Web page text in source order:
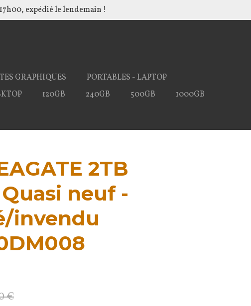
expédié le lendemain !
GRAPHIQUES
PORTABLES - LAPTOP
120GB 240GB 500GB
1000GB
2TB
neuf -
invendu
€